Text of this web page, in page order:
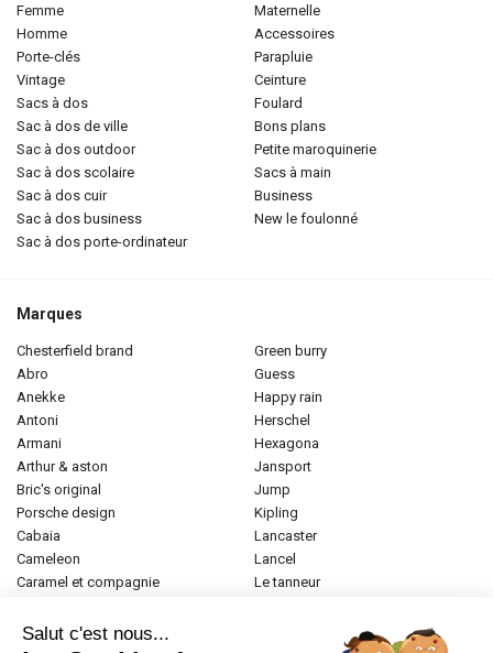
femme
homme
porte-clés
vintage
sacs à dos
sac à dos de ville
sac à dos outdoor
sac à dos scolaire
sac à dos cuir
sac à dos business
sac à dos porte-ordinateur
maternelle
accessoires
parapluie
ceinture
foulard
bons plans
petite maroquinerie
sacs à main
business
new le foulonné
Marques
chesterfield brand
abro
anekke
antoni
armani
arthur & aston
bric's original
porsche design
cabaia
cameleon
caramel et compagnie
donna celi
green burry
guess
happy rain
herschel
hexagona
jansport
jump
kipling
lancaster
lancel
le tanneur
Salut c'est nous...